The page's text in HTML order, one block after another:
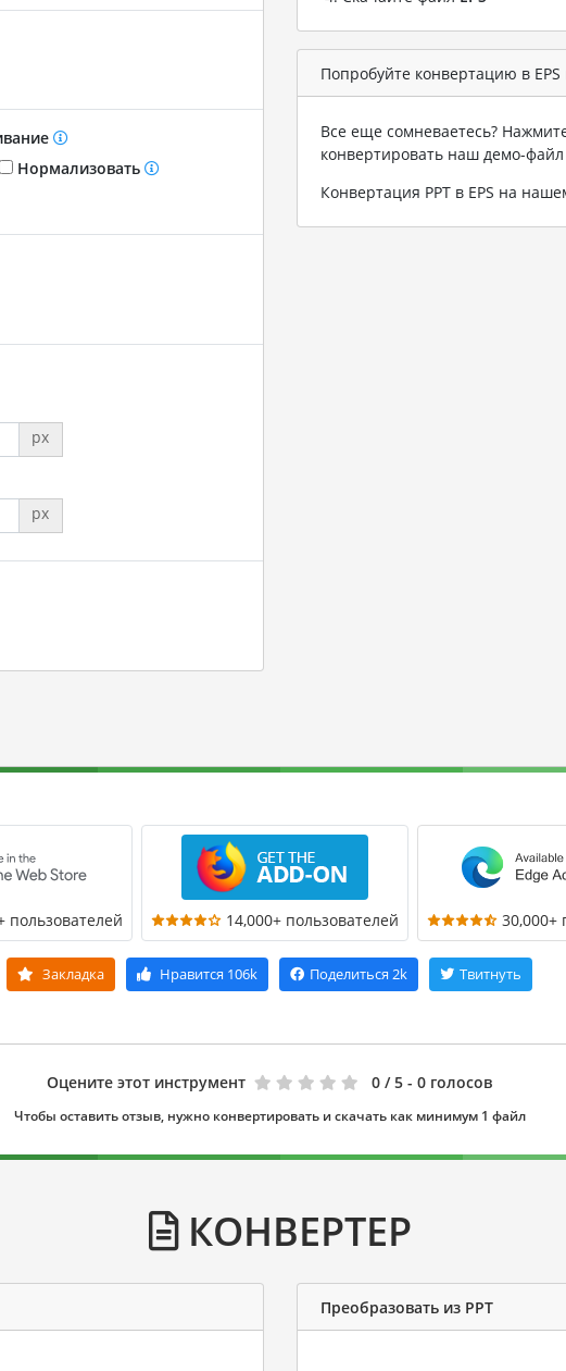
Нормализовать
px
px
Попробуйте конвертацию в EPS
Все еще сомневаетесь?
конвертировать наш демо-файл
Конвертация PPT в EPS на
пользователей 14,000+ пользователей 30,000+
Закладка Нравится 106k Поделиться 2k Твитнуть
Оцените этот инструмент 0 / 5 - 0 голосов
Чтобы оставить отзыв, нужно конвертировать и скачать как минимум 1 файл
КОНВЕРТЕР
Преобразовать из PPT